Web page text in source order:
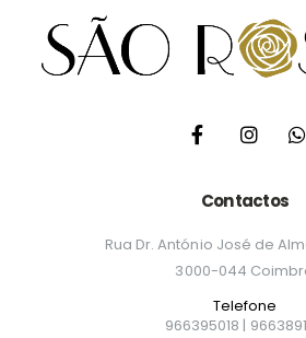
Contactos
Rua Dr. António José de
3000-044
Telefone
966395018 |